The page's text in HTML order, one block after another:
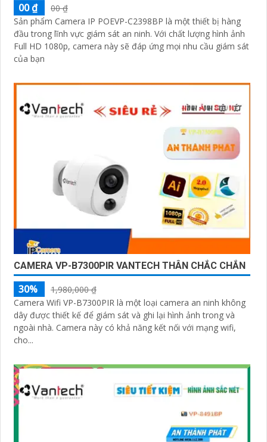
00 ₫
00 ₫
Sản phẩm Camera IP POEVP-C2398BP là một thiết bị hàng
đầu trong lĩnh vực giám sát an ninh. Với chất lượng hình ảnh
Full HD 1080p, camera này sẽ đáp ứng mọi nhu cầu giám sát
của bạn
CAMERA VP-B7300PIR VANTECH THÂN CHẮC CHẮN
30%
1,980,000 ₫
Camera Wifi VP-B7300PIR là một loại camera an ninh không
dây được thiết kế để giám sát và ghi lại hình ảnh trong và
ngoài nhà. Camera này có khả năng kết nối với mạng wifi,
cho...